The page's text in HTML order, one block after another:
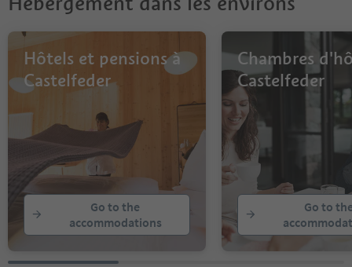
Hôtels et pensions à
Castelfeder
Go to the
accommodations
Chambres
Castelfeder
Go to